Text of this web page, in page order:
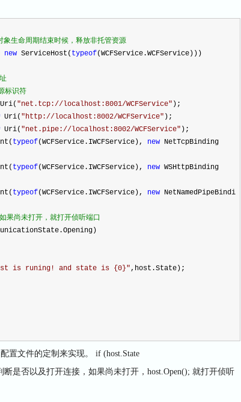
生命周期结束时候，释放非托管资源
new ServiceHost( typeof(WCFService.WCFService)))
标识符
Uri( "net.tcp://localhost:8001/WCFService" );
Uri( "http://localhost:8002/WCFService" );
Uri( "net.pipe://localhost:8002/WCFService" );
typeof(WCFService.IWCFService), new NetTcpBinding
typeof(WCFService.IWCFService), new WSHttpBinding
typeof(WCFService.IWCFService), new NetNamedPipeBindi
果尚未打开，就打开侦听端口
is runing! and state is {0}",host.State);
置文件的定制来实现。
if (host.State
断是否以及打开连接，如果尚未打开，host.Open(); 就打开侦听